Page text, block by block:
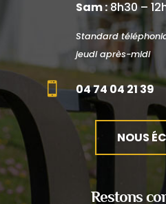
Sam :8h30 –
Standard
jeudi après-midi
 04 74 04 21 39
NOUS
Restons